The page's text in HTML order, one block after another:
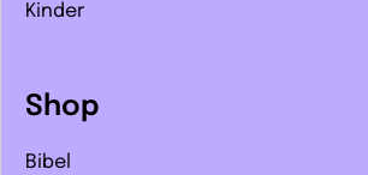
Kinder
Shop
Bibel